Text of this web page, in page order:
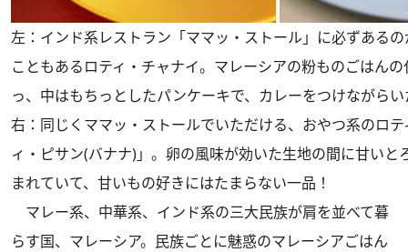
左：インド系レストラン「ママッ・ストール」に必ずある
こともあるロティ・チャナイ。マレーシアの粉ものごはん
っ、中はもちっとしたパンケーキで、カレーをつけながら
右：同じくママッ・ストールでいただける、おやつ系のロ
ィ・ピサン(バナナ)」。卵の風味が効いた生地の間に甘いと
まれていて、甘いもの好きにはたまらない一品！
マレー系、中華系、インド系の三大民族が肩を並べて暮
らす国、マレーシア。民族ごとに魅惑のマレーシアごはん